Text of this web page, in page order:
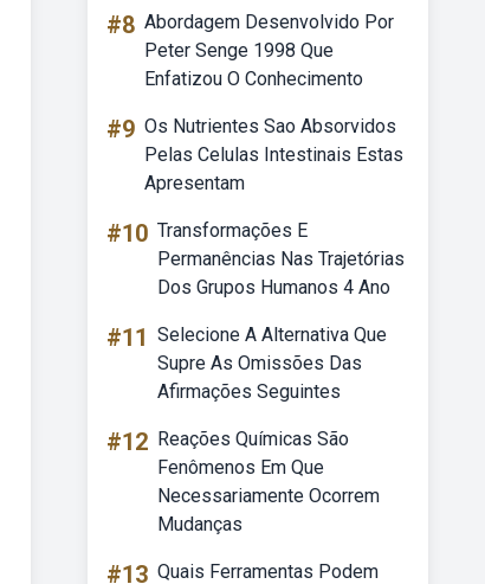
#8 Abordagem Desenvolvido Por
Peter Senge 1998 Que
Enfatizou O Conhecimento
#9 Os Nutrientes Sao Absorvidos
Pelas Celulas Intestinais Estas
Apresentam
#10 Transformações E
Permanências Nas Trajetórias
Dos Grupos Humanos 4 Ano
#11 Selecione A Alternativa Que
Supre As Omissões Das
Afirmações Seguintes
#12 Reações Químicas São
Fenômenos Em Que
Necessariamente Ocorrem
Mudanças
#13 Quais Ferramentas Podem